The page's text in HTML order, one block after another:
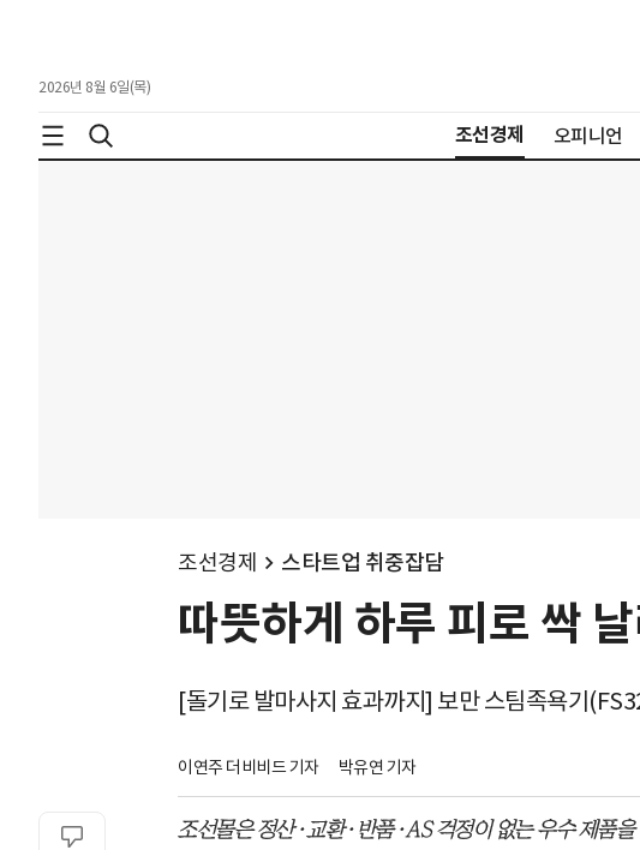
2026년 8월 6일(목)
조선경제 오피니언
조선경제 스타트업 취중잡담
따뜻하게 하루 피로 싹
[돌기로 발마사지 효과까지] 보만 스팀족욕기
이연주 더비비드 기자 박유연 기자
조선몰은 정산·교환·반품·AS 걱정이 없는 우수 제품을